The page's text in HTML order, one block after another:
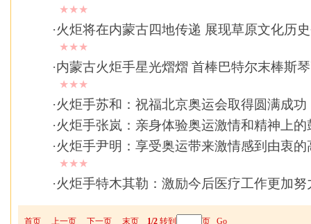
★★★
·火炬将在内蒙古四地传递 展现草原文化历
★★★
·内蒙古火炬手星光熠熠 首棒巴特尔末棒斯
★★★
·火炬手苏和：祝福北京奥运会取得圆满成功
·火炬手张岚：亲身体验奥运激情和精神上的
·火炬手尹明：享受奥运带来激情感到由衷的
★★★
·火炬手特木其勒：激励今后医疗工作更加努
首页 上一页 下一页 末页 1/2转到 页 Go